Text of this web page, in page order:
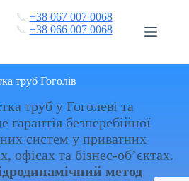
📞 +38 067 007 0068
📞 +38 066 007 0068
труб Гоголів
труб у Гоголеві та
гарантія безперебійної
систем у приватних
офісах та бізнес-об’єктах.
метод